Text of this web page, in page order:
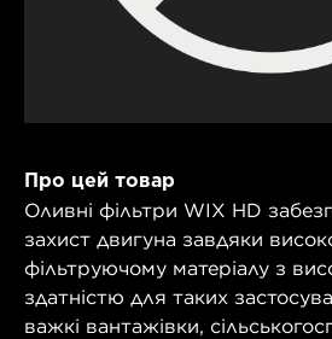
Про цей товар
Оливні фільтри WIX HD
захист двигуна завдяки
фільтруючому матеріалу з
здатністю для таких
важкі вантажівки,